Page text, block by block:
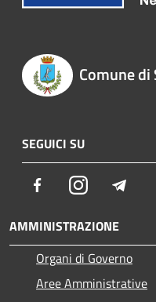
Comune
SEGUICI SU
FacebookInstagram
AMMINISTRAZIONE
Organi di Governo
Aree Amministrative